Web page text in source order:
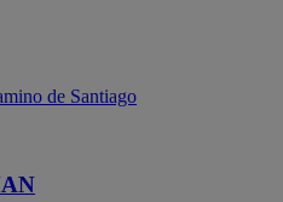
de Santiago